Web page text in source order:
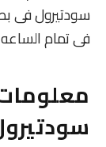
سودتيرول فى
فى تمام الساعه 15:00 بتوقيت مصر.
سودتيرول 2026-